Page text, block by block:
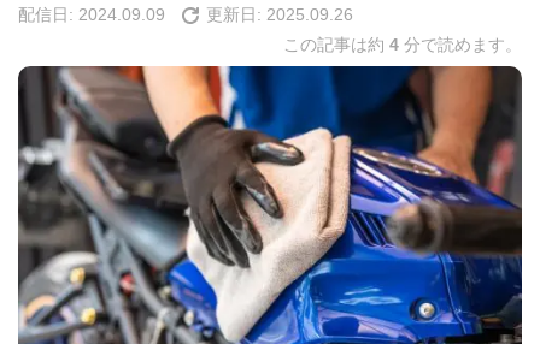
配信日: 2024.09.09 更新日: 2025.09.26
この記事は約 4 分で読めます。